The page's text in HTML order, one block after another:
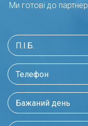
Ми готові до